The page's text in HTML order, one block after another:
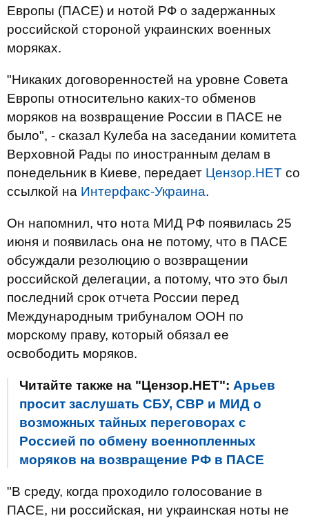
Европы (ПАСЕ) и нотой РФ о задержанных
российской стороной украинских военных
моряках.
"Никаких договоренностей на уровне Совета
Европы относительно каких-то обменов
моряков на возвращение России в ПАСЕ не
было", - сказал Кулеба на заседании комитета
Верховной Рады по иностранным делам в
понедельник в Киеве, передает Цензор.НЕТ со
ссылкой на Интерфакс-Украина.
Он напомнил, что нота МИД РФ появилась 25
июня и появилась она не потому, что в ПАСЕ
обсуждали резолюцию о возвращении
российской делегации, а потому, что это был
последний срок отчета России перед
Международным трибуналом ООН по
морскому праву, который обязал ее
освободить моряков.
Читайте также на "Цензор.НЕТ": Арьев
просит заслушать СБУ, СВР и МИД о
возможных тайных переговорах с
Россией по обмену военнопленных
моряков на возвращение РФ в ПАСЕ
"В среду, когда проходило голосование в
ПАСЕ, ни российская, ни украинская ноты не